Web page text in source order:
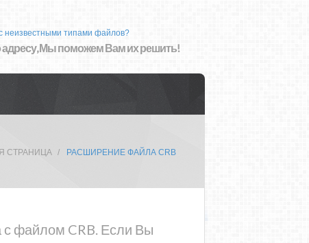
неизвестными типами файлов?
Мы поможем Вам их решить!
СТРАНИЦА РАСШИРЕНИЕ ФАЙЛА CRB
с файлом CRB. Если Вы